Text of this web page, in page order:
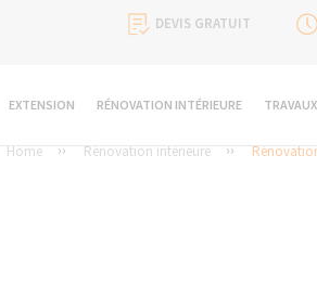
DEVIS GRATUIT
EXTENSION RÉNOVATION INTÉRIEURE
Home Rénovation intérieure